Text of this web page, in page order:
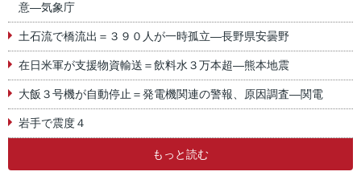
意―気象庁
土石流で橋流出＝３９０人が一時孤立―長野県安曇野
在日米軍が支援物資輸送＝飲料水３万本超―熊本地震
大飯３号機が自動停止＝発電機関連の警報、原因調査―関電
岩手で震度４
もっと読む